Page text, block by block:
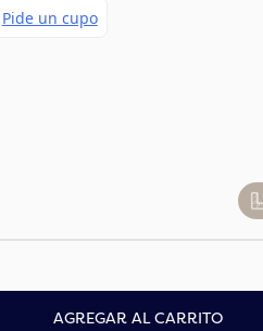
AGREGAR AL CARRITO